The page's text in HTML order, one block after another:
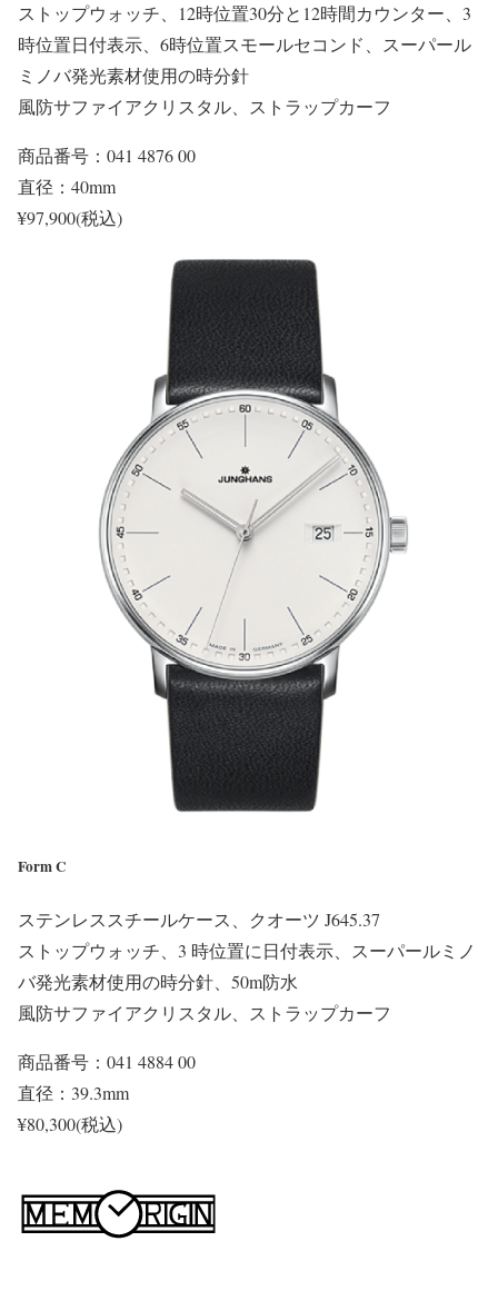
ストップウォッチ、12時位置30分と12時間カウンター、3
時位置日付表示、6時位置スモールセコンド、スーパール
ミノバ発光素材使用の時分針
風防サファイアクリスタル、ストラップカーフ
商品番号：041 4876 00
直径：40mm
¥97,900(税込)
Form C
ステンレススチールケース、クオーツ J645.37
ストップウォッチ、3 時位置に日付表示、スーパールミノ
バ発光素材使用の時分針、50m防水
風防サファイアクリスタル、ストラップカーフ
商品番号：041 4884 00
直径：39.3mm
¥80,300(税込)